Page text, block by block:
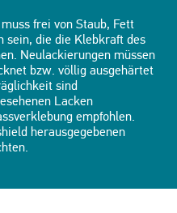
frei von Staub, Fett
sein, die die Klebkraft des
Neulackierungen müssen
bzw. völlig ausgehärtet
sind
Lacken
empfohlen.
herausgegebenen